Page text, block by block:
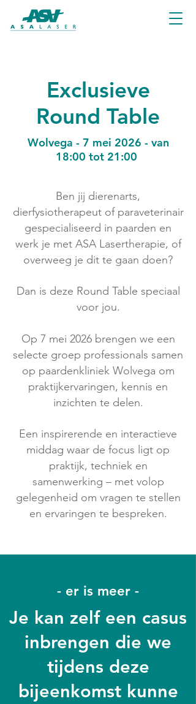
Exclusieve
Round Table
Wolvega - 7 mei 2026 - van
18:00 tot 21:00
Ben jij dierenarts,
dierfysiotherapeut of paraveterinair
gespecialiseerd in paarden en
werk je met ASA Lasertherapie, of
overweeg je dit te gaan doen?
Dan is deze Round Table speciaal
voor jou.
Op 7 mei 2026 brengen we een
selecte groep professionals samen
op paardenkliniek Wolvega om
praktijkervaringen, kennis en
inzichten te delen.
Een inspirerende en interactieve
middag waar de focus ligt op
praktijk, techniek en
samenwerking – met volop
gelegenheid om vragen te stellen
en ervaringen te bespreken.
- er is meer -
Je kan zelf een casus
inbrengen die we
tijdens deze
bijeenkomst kunne